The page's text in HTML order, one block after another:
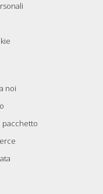
noi
pacchetto